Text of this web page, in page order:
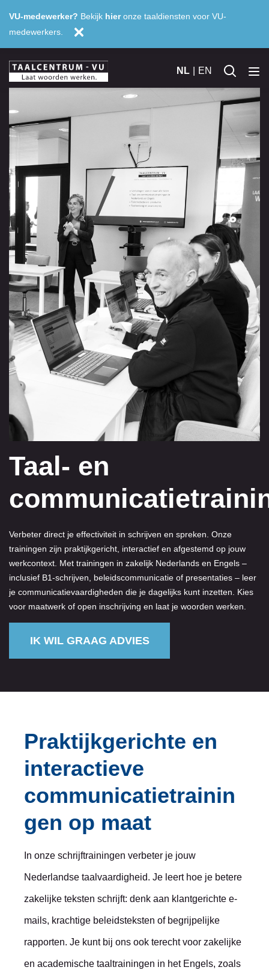
VU-medewerker? Bekijk hieronze taaldiensten voor VU-
medewerkers.
EN
NL
Taal- en
Verbeter direct je effectiviteit in schrijven en spreken. Onze
trainingen zijn praktijkgericht, interactief en afgestemd op jouw
werkcontext. Met trainingen in zakelijk Nederlands en Engels –
inclusief B1-schrijven, beleidscommunicatie of presentaties – leer
je communicatievaardigheden die je dagelijks kunt inzetten. Kies
voor maatwerk of open inschrijving en laat je woorden werken.
IK WIL GRAAG ADVIES
Praktijkgerichte en
interactieve
communicatietrainin
gen op maat
In onze schrijftrainingen verbeter je jouw
Nederlandse taalvaardigheid. Je leert hoe je betere
zakelijke teksten schrijft: denk aan klantgerichte e-
mails, krachtige beleidsteksten of begrijpelijke
rapporten. Je kunt bij ons ook terecht voor zakelijke
en academische taaltrainingen in het Engels, zoals